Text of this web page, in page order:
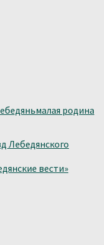
малая родина
Лебедянского
вести»